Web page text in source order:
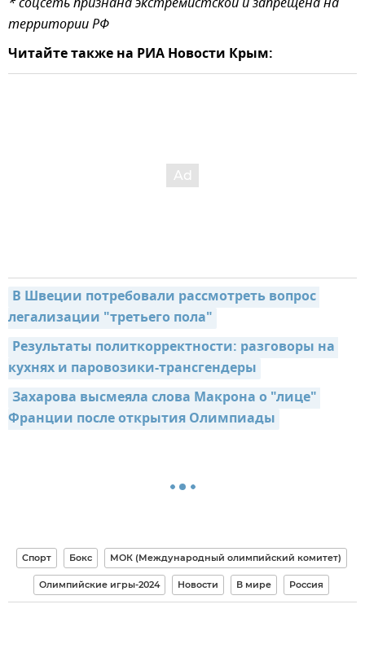
* соцсеть признана экстремистской и запрещена на
территории РФ
Читайте также на РИА Новости Крым:
В Швеции потребовали рассмотреть вопрос
легализации "третьего пола"
Результаты политкорректности: разговоры на
кухнях и паровозики-трансгендеры
Захарова высмеяла слова Макрона о "лице"
Франции после открытия Олимпиады
Спорт Бокс МОК (Международный олимпийский комитет)
Олимпийские игры-2024 Новости В мире Россия